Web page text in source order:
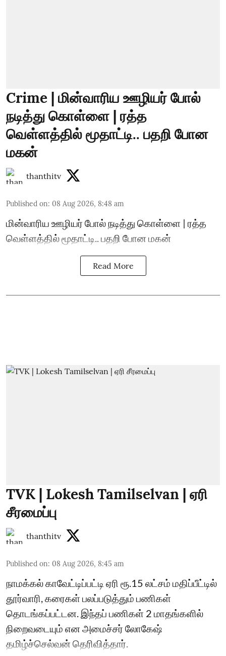
Crime | மின்வாரிய ஊழியர் போல்
நடித்து கொள்ளை | ரத்த
வெள்ளத்தில் மூதாட்டி.. பதறி போன
மகன்
thanthitv
Published on: 08 Aug 2026, 8:48 am
மின்வாரிய ஊழியர் போல் நடித்து கொள்ளை | ரத்த
வெள்ளத்தில் மூதாட்டி.. பதறி போன மகன்
Read More
TVK | Lokesh Tamilselvan | ஏரி
சீரமைப்பு
thanthitv
Published on: 08 Aug 2026, 8:45 am
நாமக்கல் காவேட்டிப்பட்டி ஏரி ரூ.15 லட்சம் மதிப்பீட்டில்
தூர்வாரி, கரைகள் பலப்படுத்தும் பணிகள்
தொடங்கப்பட்டன. இந்தப் பணிகள் 2 மாதங்களில்
நிறைவடையும் என அமைச்சர் லோகேஷ்
தமிழ்ச்செல்வன் தெரிவித்தார்.